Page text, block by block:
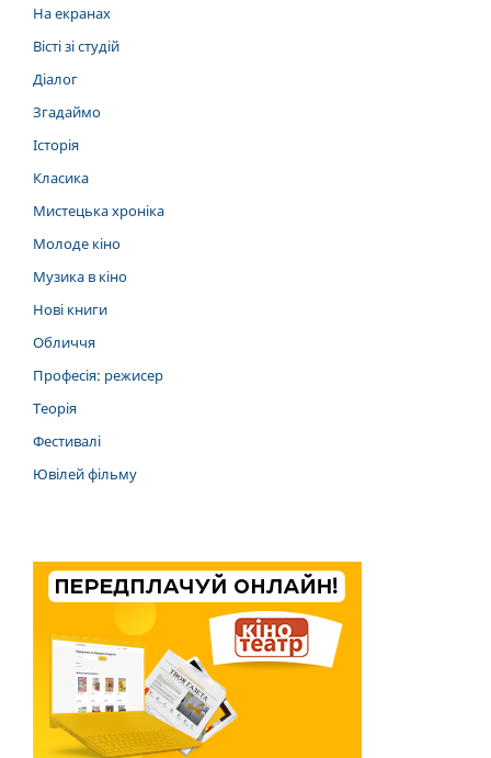
На екранах
Вісті зі студій
Діалог
Згадаймо
Історія
Класика
Мистецька хроніка
Молоде кіно
Музика в кіно
Нові книги
Обличчя
Професія: режисер
Теорія
Фестивалі
Ювілей фільму